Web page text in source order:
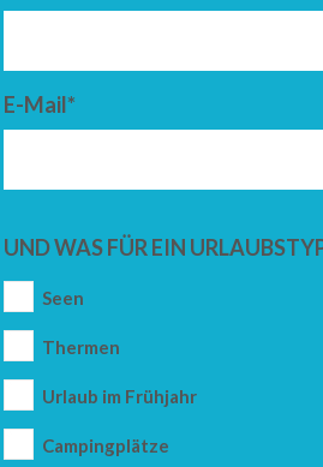
E-Mail*
UND WAS FÜR EIN
Seen
Thermen
Urlaub im Frühjahr
Campingplätze